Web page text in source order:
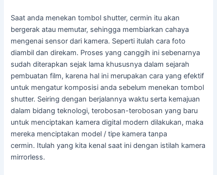
Saat anda menekan tombol shutter, cermin itu akan
bergerak atau memutar, sehingga membiarkan cahaya
mengenai sensor dari kamera. Seperti itulah cara foto
diambil dan direkam. Proses yang canggih ini sebenarnya
sudah diterapkan sejak lama khususnya dalam sejarah
pembuatan film, karena hal ini merupakan cara yang efektif
untuk mengatur komposisi anda sebelum menekan tombol
shutter. Seiring dengan berjalannya waktu serta kemajuan
dalam bidang teknologi, terobosan-terobosan yang baru
untuk menciptakan kamera digital modern dilakukan, maka
mereka menciptakan model / tipe kamera tanpa
cermin. Itulah yang kita kenal saat ini dengan istilah kamera
mirrorless.